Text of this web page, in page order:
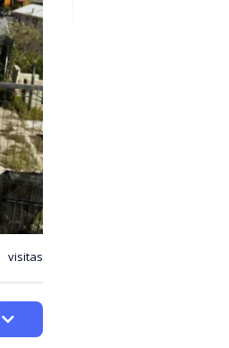
visitas